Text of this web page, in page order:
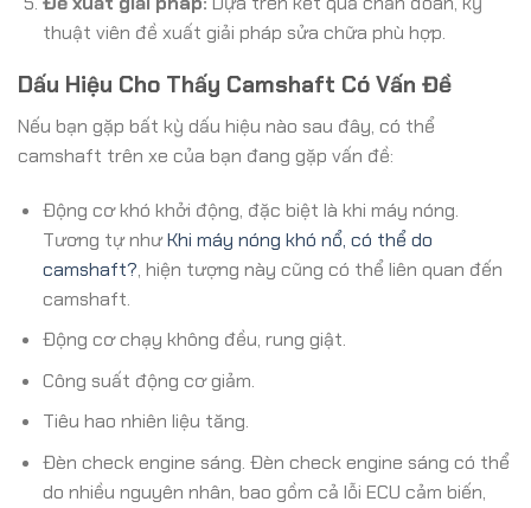
thuật viên đề xuất giải pháp sửa chữa phù hợp.
Dấu Hiệu Cho Thấy Camshaft Có Vấn Đề
Nếu bạn gặp bất kỳ dấu hiệu nào sau đây, có thể
camshaft trên xe của bạn đang gặp vấn đề:
Động cơ khó khởi động, đặc biệt là khi máy nóng.
Tương tự nhưKhi máy nóng khó nổ, có thể do
camshaft?, hiện tượng này cũng có thể liên quan đến
camshaft.
Động cơ chạy không đều, rung giật.
Công suất động cơ giảm.
Tiêu hao nhiên liệu tăng.
Đèn check engine sáng. Đèn check engine sáng có thể
do nhiều nguyên nhân, bao gồm cả lỗi ECU cảm biến,